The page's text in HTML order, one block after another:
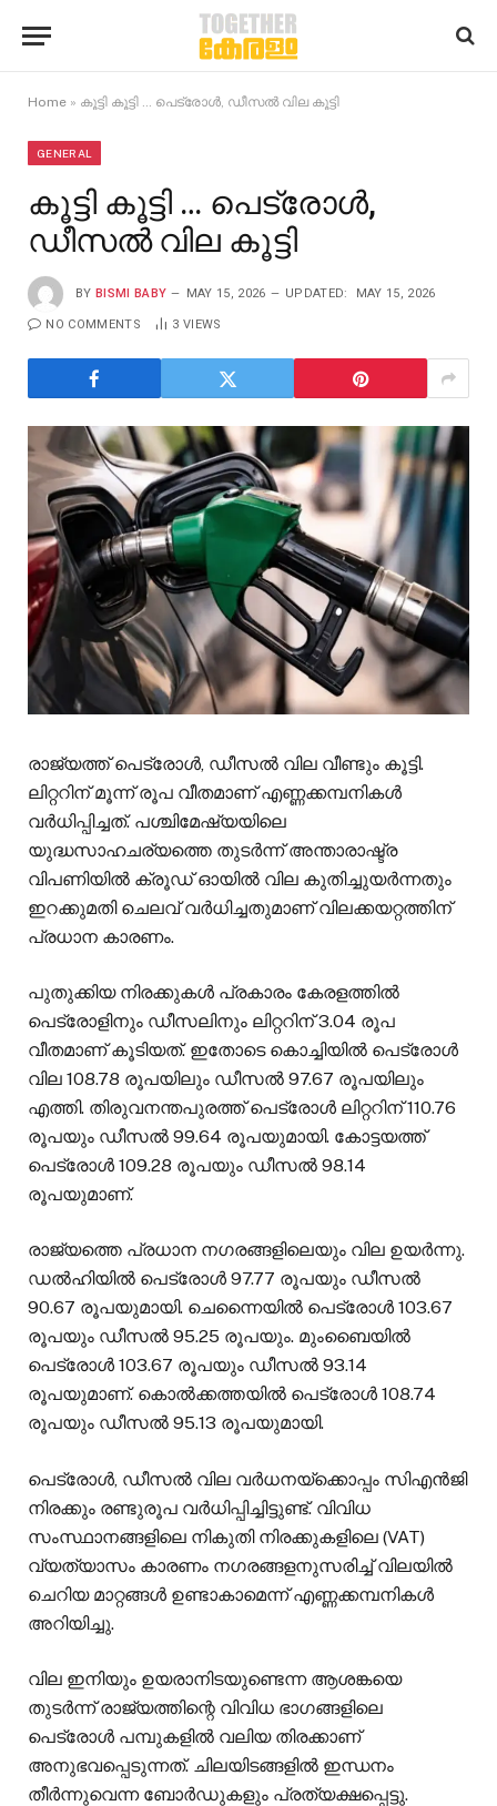
Home » കൂട്ടി കൂട്ടി … പെട്രോൾ, ഡീസൽ വില കൂട്ടി
GENERAL
കൂട്ടി കൂട്ടി … പെട്രോൾ,
ഡീസൽ വില കൂട്ടി
BY BISMI BABY MAY 15, 2026 UPDATED: MAY 15, 2026
NO COMMENTS 3 VIEWS
രാജ്യത്ത് പെട്രോൾ, ഡീസൽ വില വീണ്ടും കൂട്ടി.
ലിറ്ററിന് മൂന്ന് രൂപ വീതമാണ് എണ്ണക്കമ്പനികൾ
വർധിപ്പിച്ചത്. പശ്ചിമേഷ്യയിലെ
യുദ്ധസാഹചര്യത്തെ തുടർന്ന് അന്താരാഷ്ട്ര
വിപണിയിൽ ക്രൂഡ് ഓയിൽ വില കുതിച്ചുയർന്നതും
ഇറക്കുമതി ചെലവ് വർധിച്ചതുമാണ് വിലക്കയറ്റത്തിന്
പ്രധാന കാരണം.
പുതുക്കിയ നിരക്കുകൾ പ്രകാരം കേരളത്തിൽ
പെട്രോളിനും ഡീസലിനും ലിറ്ററിന് 3.04 രൂപ
വീതമാണ് കൂടിയത്. ഇതോടെ കൊച്ചിയിൽ പെട്രോൾ
വില 108.78 രൂപയിലും ഡീസൽ 97.67 രൂപയിലും
എത്തി. തിരുവനന്തപുരത്ത് പെട്രോൾ ലിറ്ററിന് 110.76
രൂപയും ഡീസൽ 99.64 രൂപയുമായി. കോട്ടയത്ത്
പെട്രോൾ 109.28 രൂപയും ഡീസൽ 98.14
രൂപയുമാണ്.
രാജ്യത്തെ പ്രധാന നഗരങ്ങളിലെയും വില ഉയർന്നു.
ഡൽഹിയിൽ പെട്രോൾ 97.77 രൂപയും ഡീസൽ
90.67 രൂപയുമായി. ചെന്നൈയിൽ പെട്രോൾ 103.67
രൂപയും ഡീസൽ 95.25 രൂപയും. മുംബൈയിൽ
പെട്രോൾ 103.67 രൂപയും ഡീസൽ 93.14
രൂപയുമാണ്. കൊൽക്കത്തയിൽ പെട്രോൾ 108.74
രൂപയും ഡീസൽ 95.13 രൂപയുമായി.
പെട്രോൾ, ഡീസൽ വില വർധനയ്‌ക്കൊപ്പം സിഎൻജി
നിരക്കും രണ്ടുരൂപ വർധിപ്പിച്ചിട്ടുണ്ട്. വിവിധ
സംസ്ഥാനങ്ങളിലെ നികുതി നിരക്കുകളിലെ (VAT)
വ്യത്യാസം കാരണം നഗരങ്ങളനുസരിച്ച് വിലയിൽ
ചെറിയ മാറ്റങ്ങൾ ഉണ്ടാകാമെന്ന് എണ്ണക്കമ്പനികൾ
അറിയിച്ചു.
വില ഇനിയും ഉയരാനിടയുണ്ടെന്ന ആശങ്കയെ
തുടർന്ന് രാജ്യത്തിന്റെ വിവിധ ഭാഗങ്ങളിലെ
പെട്രോൾ പമ്പുകളിൽ വലിയ തിരക്കാണ്
അനുഭവപ്പെടുന്നത്. ചിലയിടങ്ങളിൽ ഇന്ധനം
തീർന്നുവെന്ന ബോർഡുകളും പ്രത്യക്ഷപ്പെട്ടു.